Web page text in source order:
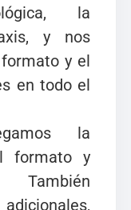
la
y nos
y el
en todo el
la
formato y
También